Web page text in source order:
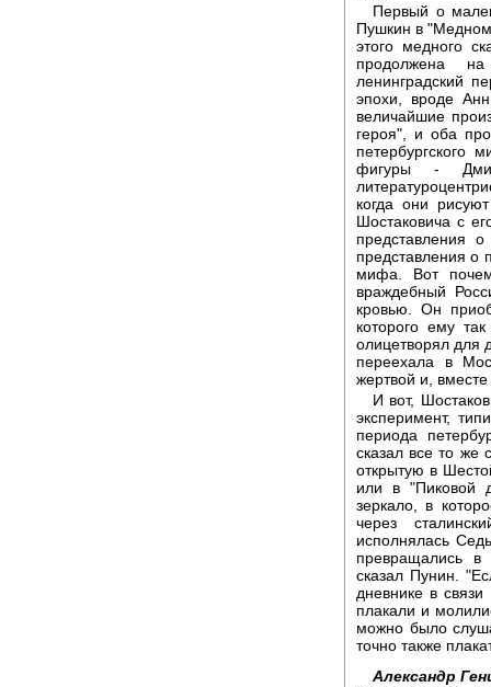
Первый о
Пушкин в "Медном
этого медного
продолжена
ленинградский
эпохи, вроде
величайшие
героя", и оба
фигуры -
когда они
Шостаковича с
представления
представления о
мифа. Вот
враждебный
кровью. Он
которого ему
олицетворял для
переехала в
жертвой и,
И вот,
эксперимент,
периода
сказал все то же
открытую в
или в "Пиковой
зеркало, в
через
исполнялась
превращались
сказал Пунин.
дневнике в
плакали и
можно было
точно также
Александр